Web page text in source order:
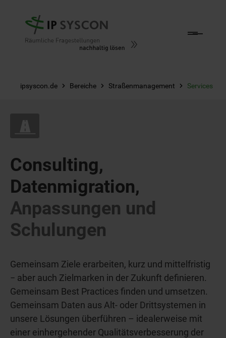
ipsyscon.de Bereiche Straßenmanagement Services
Consulting,
Datenmigration,
Anpassungen und
Schulungen
Gemeinsam Ziele erarbeiten, kurz und mittelfristig
− aber auch Zielmarken in der Zukunft definieren.
Gemeinsam Best Practices finden und umsetzen.
Gemeinsam Daten aus Alt- oder Drittsystemen in
unsere Lösungen überführen – idealerweise mit
einer einhergehender Qualitätsverbesserung der